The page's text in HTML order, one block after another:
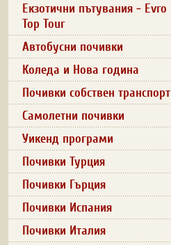
Екзотични пътувания - Evro
Top Tour
Автобусни почивки
Коледа и Нова година
Почивки собствен транспорт
Самолетни почивки
Уикенд програми
Почивки Турция
Почивки Гърция
Почивки Испания
Почивки Италия